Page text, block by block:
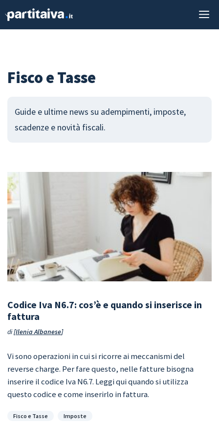
Fisco e Tasse
Guide e ultime news su adempimenti, imposte,
scadenze e novità fiscali.
Codice Iva N6.7: cos’è e quando si inserisce in
fattura
di Ilenia Albanese
Vi sono operazioni in cui si ricorre ai meccanismi del
reverse charge. Per fare questo, nelle fatture bisogna
inserire il codice Iva N6.7. Leggi qui quando si utilizza
questo codice e come inserirlo in fattura.
Categorie
Fisco e Tasse Imposte